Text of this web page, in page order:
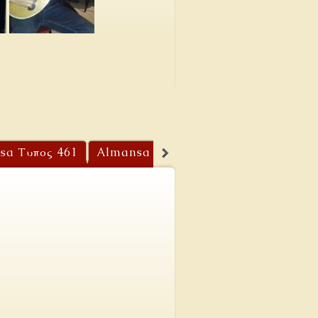
Τυπος 461 Almansa Τύπος 459